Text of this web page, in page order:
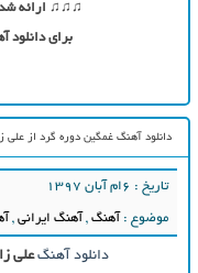
♫♫♫ ارائه
برای دانلود
دانلود آهنگ غمگین دوره گرد از علی
تاریخ : ۶ام آبان ۱۳۹۷
موضوع : آهنگ, آهنگ ایرانی,
دانلود آهنگ علی